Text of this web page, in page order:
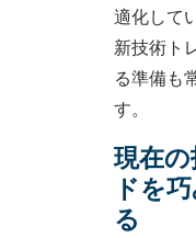
適化して
新技術ト
る準備も
す。
現在
ドを
る